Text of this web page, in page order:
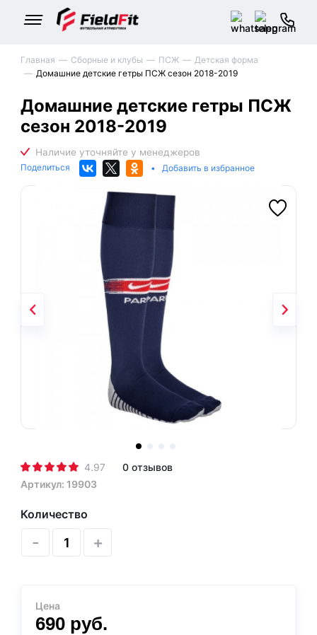
Главная Сборные и клубы ПСЖ
Детская форма
Домашние детские гетры ПСЖ сезон 2018-2019
Домашние детские гетры ПСЖ
сезон 2018-2019
Поделиться • Добавить в избранное
4.97
0 отзывов
Артикул: 19903
Количество
- +
Цена
690 руб.